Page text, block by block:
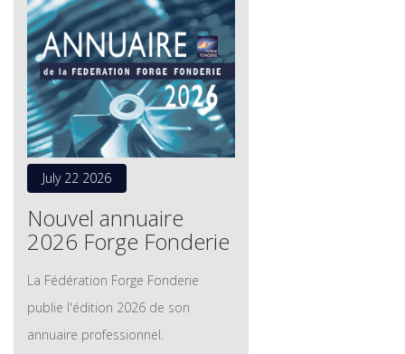
July 22 2026
Nouvel annuaire
2026 Forge Fonderie
La Fédération Forge Fonderie
publie l'édition 2026 de son
annuaire professionnel.